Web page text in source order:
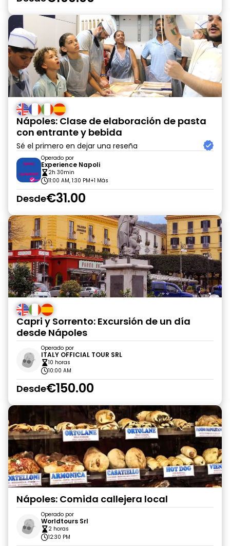
Nápoles: Clase de elaboración de pasta
con entrante y bebida
Sé el primero en dejar una reseña
Operado por
Experience Napoli
2h 30min
11:00 AM, 1:30 PM+1 Más
Desde€31.00
Capri y Sorrento: Excursión de un día
desde Nápoles
Operado por
ITALY OFFICIAL TOUR SRL
10 horas
10:00 AM
Desde€150.00
Nápoles: Comida callejera local
Operado por
Worldtours Srl
2 horas
12:30 PM